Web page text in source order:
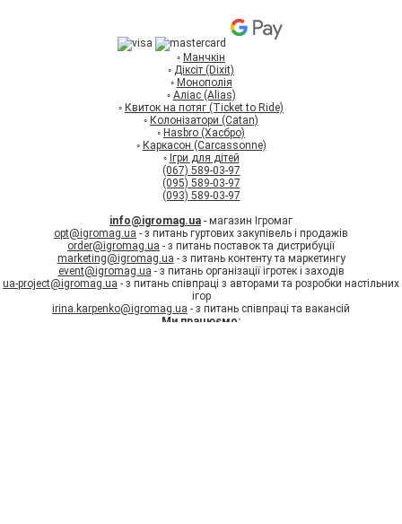
◦ Манчкін
◦ Діксіт (Dixit)
◦ Монополія
◦ Аліас (Alias)
◦ Квиток на потяг (Ticket to Ride)
◦ Колонізатори (Catan)
◦ Hasbro (Хасбро)
◦ Каркасон (Carcassonne)
◦ Ігри для дітей
(067) 589-03-97
(095) 589-03-97
(093) 589-03-97
info@igromag.ua - магазин Ігромаг
opt@igromag.ua - з питань гуртових закупівель і продажів
order@igromag.ua - з питань поставок та дистрибуції
marketing@igromag.ua - з питань контенту та маркетингу
event@igromag.ua - з питань організації ігротек і заходів
ua-project@igromag.ua - з питань співпраці з авторами та розробки настільних
ігор
irina.karpenko@igromag.ua - з питань співпраці та вакансій
Ми працюємо: